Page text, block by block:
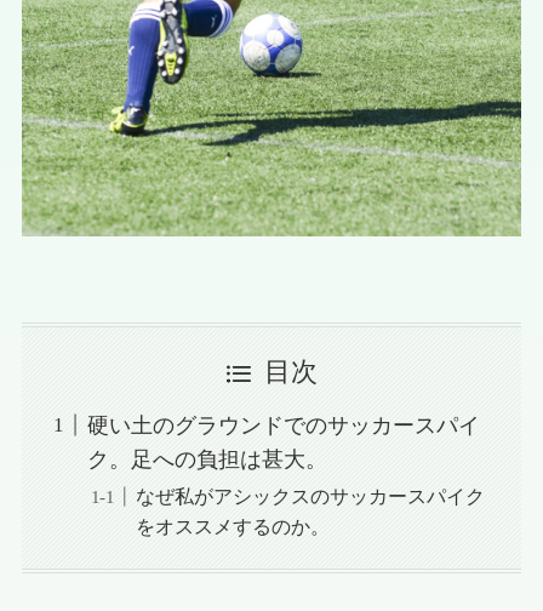
目次
硬い土のグラウンドでのサッカースパイ
ク。足への負担は甚大。
なぜ私がアシックスのサッカースパイク
をオススメするのか。